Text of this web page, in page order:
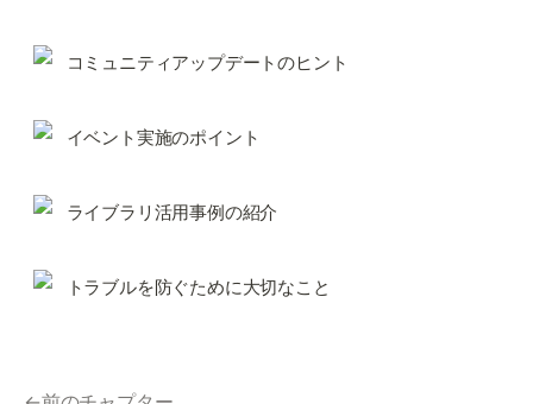
コミュニティアップデートのヒント
イベント実施のポイント
ライブラリ活用事例の紹介
トラブルを防ぐために大切なこと